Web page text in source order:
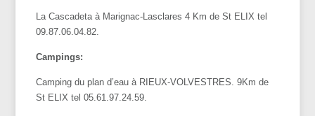
La Cascadeta à Marignac-Lasclares 4 Km de St ELIX tel
09.87.06.04.82.
Campings:
Camping du plan d’eau à RIEUX-VOLVESTRES. 9Km de
St ELIX tel 05.61.97.24.59.